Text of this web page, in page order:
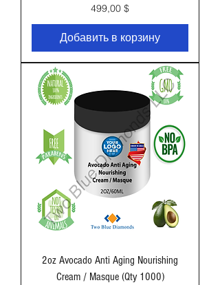
Цена
499,00 $
Добавить в корзину
2oz Avocado Anti Aging Nourishing
Cream / Masque (Qty 1000)